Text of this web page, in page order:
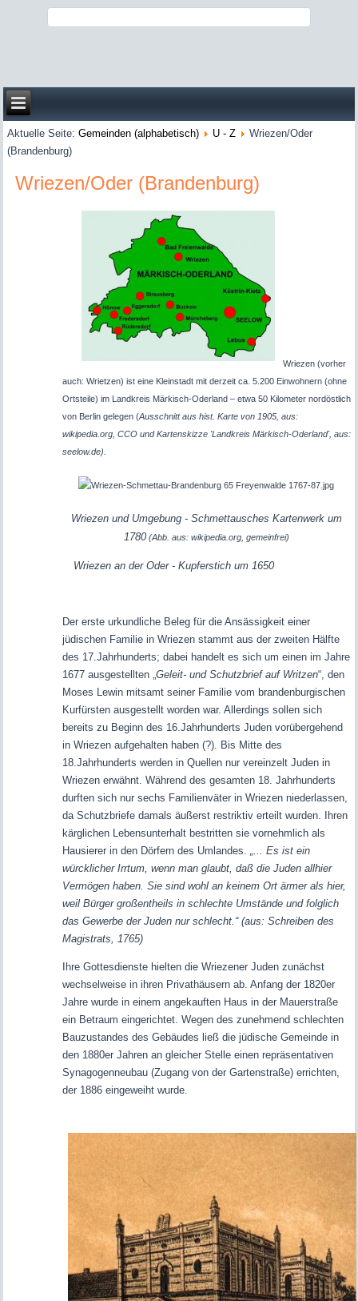
Aktuelle Seite:Gemeinden (alphabetisch) U - Z
Wriezen/Oder
(Brandenburg)
Wriezen/Oder (Brandenburg)
Wriezen (vorher
auch: Wrietzen) ist eine Kleinstadt mit derzeit ca. 5.200 Einwohnern (ohne
Ortsteile) im Landkreis Märkisch-Oderland – etwa 50 Kilometer nordöstlich
von Berlin gelegen (Ausschnitt aus hist. Karte von 1905, aus:
wikipedia.org, CCO und Kartenskizze 'Landkreis Märkisch-Oderland', aus:
seelow.de).
Wriezen und Umgebung - Schmettausches Kartenwerk um
1780(Abb. aus: wikipedia.org, gemeinfrei)
Wriezen an der Oder - Kupferstich um 1650
Der erste urkundliche Beleg für die Ansässigkeit einer
jüdischen Familie in Wriezen stammt aus der zweiten Hälfte
des 17.Jahrhunderts; dabei handelt es sich um einen im Jahre
1677 ausgestellten „Geleit- und Schutzbrief auf Writzen“, den
Moses Lewin mitsamt seiner Familie vom brandenburgischen
Kurfürsten ausgestellt worden war. Allerdings sollen sich
bereits zu Beginn des 16.Jahrhunderts Juden vorübergehend
in Wriezen aufgehalten haben (?). Bis Mitte des
18.Jahrhunderts werden in Quellen nur vereinzelt Juden in
Wriezen erwähnt. Während des gesamten 18. Jahrhunderts
durften sich nur sechs Familienväter in Wriezen niederlassen,
da Schutzbriefe damals äußerst restriktiv erteilt wurden. Ihren
kärglichen Lebensunterhalt bestritten sie vornehmlich als
Hausierer in den Dörfern des Umlandes. „... Es ist ein
würcklicher Irrtum, wenn man glaubt, daß die Juden allhier
Vermögen haben. Sie sind wohl an keinem Ort ärmer als hier,
weil Bürger großentheils in schlechte Umstände und folglich
das Gewerbe der Juden nur schlecht.“ (aus: Schreiben des
Magistrats, 1765)
Ihre Gottesdienste hielten die Wriezener Juden zunächst
wechselweise in ihren Privathäusern ab. Anfang der 1820er
Jahre wurde in einem angekauften Haus in der Mauerstraße
ein Betraum eingerichtet. Wegen des zunehmend schlechten
Bauzustandes des Gebäudes ließ die jüdische Gemeinde in
den 1880er Jahren an gleicher Stelle einen repräsentativen
Synagogenneubau (Zugang von der Gartenstraße) errichten,
der 1886 eingeweiht wurde.